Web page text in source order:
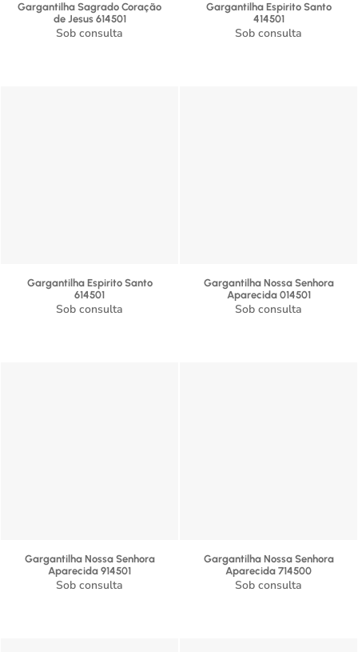
Gargantilha Sagrado Coração
de Jesus 614501
Sob consulta
Gargantilha Espirito Santo
414501
Sob consulta
Gargantilha Espirito Santo
614501
Sob consulta
Gargantilha Nossa Senhora
Aparecida 014501
Sob consulta
Gargantilha Nossa Senhora
Aparecida 914501
Sob consulta
Gargantilha Nossa Senhora
Aparecida 714500
Sob consulta